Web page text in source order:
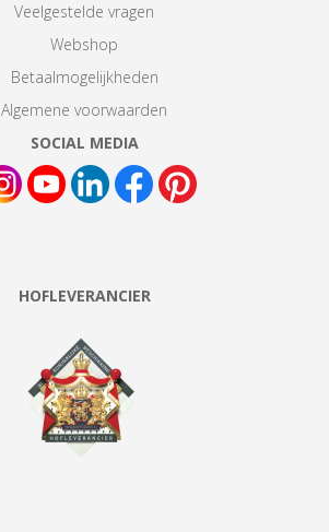
Veelgestelde vragen
Webshop
Betaalmogelijkheden
Algemene voorwaarden
SOCIAL MEDIA
HOFLEVERANCIER